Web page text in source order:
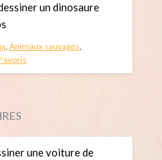
un dinosaure
, Animaux sauvages,
une voiture de